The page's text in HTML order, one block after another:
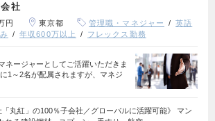
社
円 東京都 管理職・マネジャー
英語
年収600万以上 フレックス勤務
ネージャーとしてご活躍いただきま
1～2名が配属されますが、マネジ
「丸紅」の100％子会社／グローバルに活躍可能》 マン